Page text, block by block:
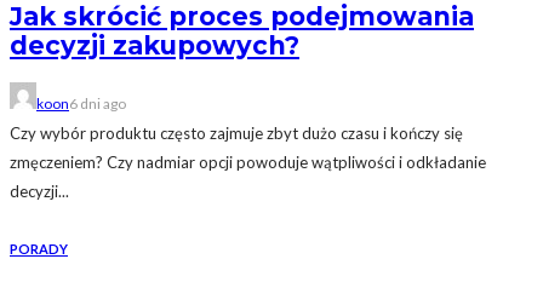
Jak skrócić proces podejmowania
decyzji zakupowych?
koon6 dni ago
Czy wybór produktu często zajmuje zbyt dużo czasu i kończy się
zmęczeniem? Czy nadmiar opcji powoduje wątpliwości i odkładanie
decyzji...
PORADY